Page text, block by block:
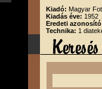
Kiadó: Magyar
Kiadás éve: 1952
Eredeti
Technika: 1